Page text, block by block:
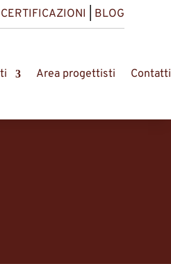
CERTIFICAZIONI BLOG
Area progettisti Contatti